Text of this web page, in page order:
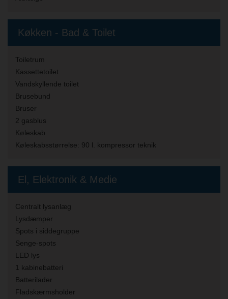
Køkken - Bad & Toilet
Toiletrum
Kassettetoilet
Vandskyllende toilet
Brusebund
Bruser
2 gasblus
Køleskab
Køleskabsstørrelse: 90 l. kompressor teknik
El, Elektronik & Medie
Centralt lysanlæg
Lysdæmper
Spots i siddegruppe
Senge-spots
LED lys
1 kabinebatteri
Batterilader
Fladskærmsholder